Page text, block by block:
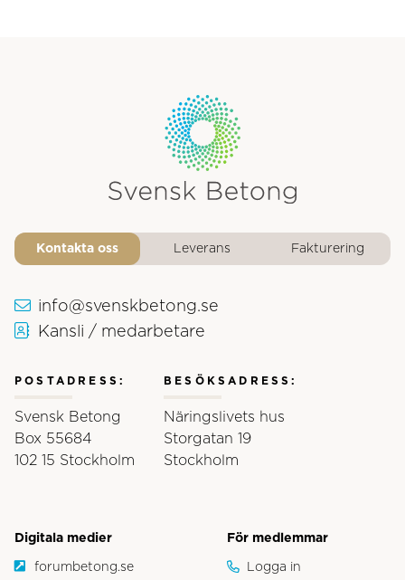
Kontakta oss Leverans Fakturering
info@svenskbetong.se
Kansli / medarbetare
POSTADRESS:
Svensk Betong
Box 55684
102 15 Stockholm
BESÖKSADRESS:
Näringslivets hus
Storgatan 19
Stockholm
Digitala medier
forumbetong.se
För medlemmar
Logga in